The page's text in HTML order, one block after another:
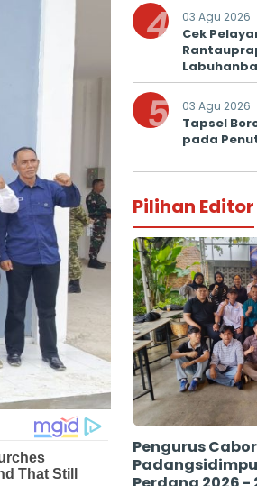
4 03 Agu 2026
Cek
Prima
5 03 Agu 2026
Tapsel
pada
Pilihan Editor
Pengurus